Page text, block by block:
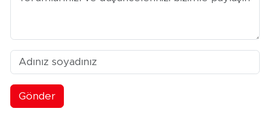
Gönder